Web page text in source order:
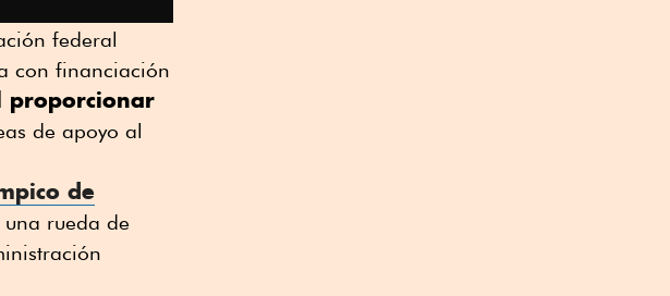
federal
con financiación
proporcionar
de apoyo al
de
rueda de